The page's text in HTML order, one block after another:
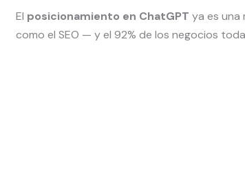
El posicionamiento en ChatGPT ya es
como el SEO — y el 92% de los negocios